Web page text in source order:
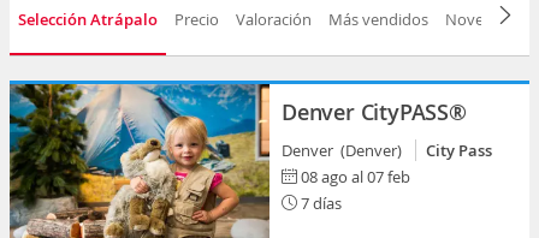
Selección Atrápalo Precio Valoración Más vendidos Novedad
Denver CityPASS®
Denver (Denver)
City Pass
08 ago al 07 feb
7 días